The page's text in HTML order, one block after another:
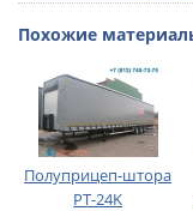
Похожие
Полуприцеп-штора
PT-24K